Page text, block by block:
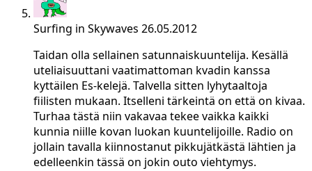
Surfing in Skywaves 26.05.2012
Taidan olla sellainen satunnaiskuuntelija. Kesällä
uteliaisuuttani vaatimattoman kvadin kanssa
kyttäilen Es-kelejä. Talvella sitten lyhytaaltoja
fiilisten mukaan. Itselleni tärkeintä on että on kivaa.
Turhaa tästä niin vakavaa tekee vaikka kaikki
kunnia niille kovan luokan kuuntelijoille. Radio on
jollain tavalla kiinnostanut pikkujätkästä lähtien ja
edelleenkin tässä on jokin outo viehtymys.